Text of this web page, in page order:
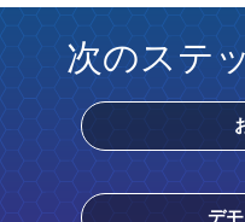
次のステ
デ